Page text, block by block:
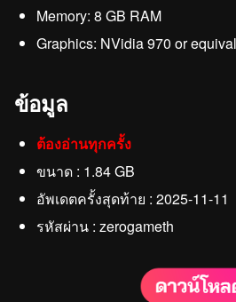
Memory: 8 GB RAM
Graphics: NVidia 970 or
ข้อมูล
ต้องอ่านทุกครั้ง
ขนาด : 1.84 GB
อัพเดตครั้งสุดท้าย : 2025-11-11
รหัสผ่าน : zerogameth